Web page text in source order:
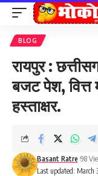
BLOG
रायपुर :
बजट पेश, वित्त
हस्ताक्षर.
Last updated: March
Basant Ratre 98